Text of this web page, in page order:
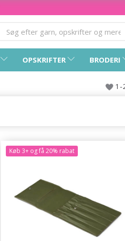
OPSKRIFTER BRODERI
1-
Køb 3+ og få 20% rabat